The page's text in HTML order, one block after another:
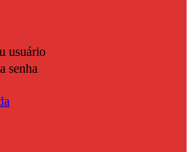
usuário
senha